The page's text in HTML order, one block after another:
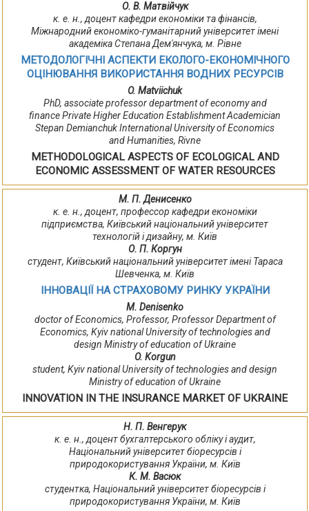
О. В. Матвійчук
к. е. н., доцент кафедри економіки та фінансів,
Міжнародний економіко-гуманітарний університет імені
академіка Степана Дем'янчука, м. Рівне
МЕТОДОЛОГІЧНІ АСПЕКТИ ЕКОЛОГО-ЕКОНОМІЧНОГО
ОЦІНЮВАННЯ ВИКОРИСТАННЯ ВОДНИХ РЕСУРСІВ
O. Matviichuk
PhD, associate professor department of economy and
finance Private Higher Education Establishment Academician
Stepan Demianchuk International University of Economics
and Humanities, Rivne
METHODOLOGICAL ASPECTS OF ECOLOGICAL AND
ECONOMIC ASSESSMENT OF WATER RESOURCES
М. П. Денисенко
к. е. н., доцент, профессор кафедри економіки
підприємства, Київський національний університет
технологій і дизайну, м. Київ
О. П. Коргун
студент, Київський національний університет імені Тараса
Шевченка, м. Київ
ІННОВАЦІЇ НА СТРАХОВОМУ РИНКУ УКРАЇНИ
M. Denisenko
doctor of Economics, Professor, Professor Department of
Economics, Kyiv national University of technologies and
design Ministry of education of Ukraine
O. Korgun
student, Kyiv national University of technologies and design
Ministry of education of Ukraine
INNOVATION IN THE INSURANCE MARKET OF UKRAINE
Н. П. Венгерук
к. е. н., доцент бухгалтерського обліку і аудит,
Національний університет біоресурсів і
природокористування України, м. Київ
К. М. Васюк
студентка, Національний університет біоресурсів і
природокористування України, м. Київ